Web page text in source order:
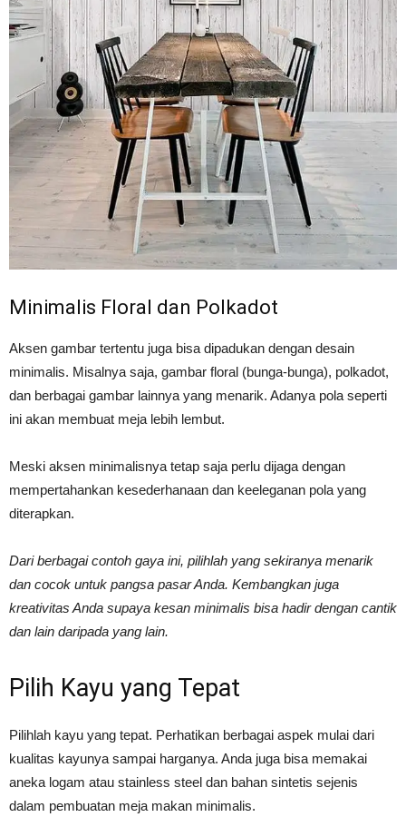
Minimalis Floral dan Polkadot
Aksen gambar tertentu juga bisa dipadukan dengan desain
minimalis. Misalnya saja, gambar floral (bunga-bunga), polkadot,
dan berbagai gambar lainnya yang menarik. Adanya pola seperti
ini akan membuat meja lebih lembut.
Meski aksen minimalisnya tetap saja perlu dijaga dengan
mempertahankan kesederhanaan dan keeleganan pola yang
diterapkan.
Dari berbagai contoh gaya ini, pilihlah yang sekiranya menarik
dan cocok untuk pangsa pasar Anda. Kembangkan juga
kreativitas Anda supaya kesan minimalis bisa hadir dengan cantik
dan lain daripada yang lain.
Pilih Kayu yang Tepat
Pilihlah kayu yang tepat. Perhatikan berbagai aspek mulai dari
kualitas kayunya sampai harganya. Anda juga bisa memakai
aneka logam atau stainless steel dan bahan sintetis sejenis
dalam pembuatan meja makan minimalis.